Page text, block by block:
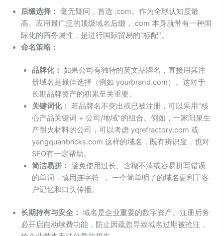
后缀选择： 毫无疑问，首选 .com。作为全球认知度最
高、应用最广泛的顶级域名后缀，.com 本身就带有一种国
际化的商务属性，是进行国际贸易的“标配”。
命名策略：
品牌化： 如果公司有独特的英文品牌名，直接用其注
册域名是最佳选择（例如 yourbrand.com）。这对于
长期品牌资产的积累至关重要。
关键词化： 若品牌名不突出或已被注册，可以采用“核
心产品关键词 + 公司/地域”的组合。例如，一家阳泉生
产耐火材料的公司，可以考虑 yqrefractory.com 或
yangquanbricks.com 这样的域名，既有辨识度，也对
SEO有一定帮助。
简洁易拼： 避免使用过长、含糊不清或容易拼写错误
的单词，慎用连字符 -。一个简单明了的域名更利于客
户记忆和口头传播。
长期持有与安全： 域名是企业重要的数字资产。注册后务
必开启自动续费功能，防止因疏忽导致域名过期被抢注，